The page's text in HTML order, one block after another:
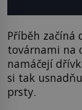
Příběh začíná
továrnami na
namáčejí
si tak
prsty.